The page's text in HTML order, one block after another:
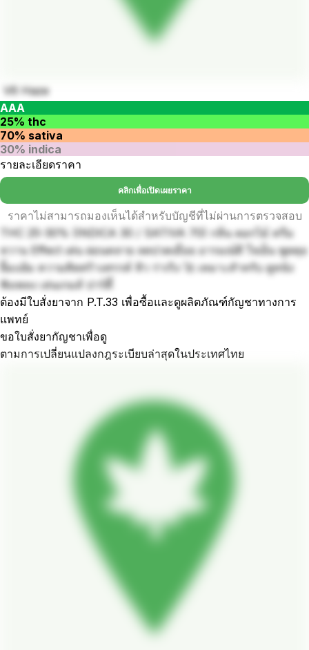
V6 Haze
AAA
25% thc
70% sativa
30% indica
รายละเอียดราคา
คลิกเพื่อเปิดเผยราคา
ราคาไม่สามารถมองเห็นได้สำหรับบัญชีที่ไม่ผ่านการตรวจสอบ
THC 25-30% (INDICA 30 / SATIVA 70) กลิ่น ดอกไม้ ครีม
หวาน Effect เด่น ผ่อนคลาย ลดปวดเมื่อย อารมณ์ดี ใจเย็น พูดคุย
ยิ้มแย้ม ความคิดสร้างสรรค์ หิว ร่าเริง 🚀 เหมาะสำหรับ ดูหนัง
ฟังเพลง เล่นเกมส์ ปาร์ตี้
ต้องมีใบสั่งยาจาก P.T.33 เพื่อซื้อและดูผลิตภัณฑ์กัญชาทางการ
แพทย์
ขอใบสั่งยากัญชาเพื่อดู
ตามการเปลี่ยนแปลงกฎระเบียบล่าสุดในประเทศไทย